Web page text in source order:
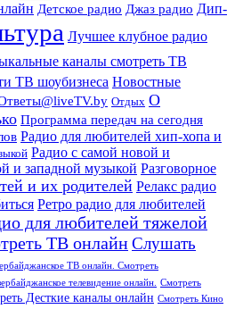
Детское радио Джаз радио Дип-
Лучшее клубное радио
каналы смотреть ТВ
ТВ шоубизнеса Новостные
Отдых О
Программа передач на сегодня
Радио для любителей хип-хопа и
Радио с самой новой и
и западной музыкой Разговорное
и их родителей Релакс радио
Ретро радио для любителей
для любителей тяжелой
ТВ онлайнСлушать
ТВ онлайн. Смотреть
телевидение онлайн.
Смотреть
Десткие каналы онлайн Смотреть Кино